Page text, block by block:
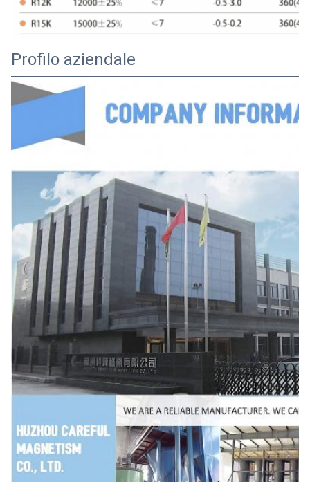
332 25×12,7×15 25±0.5 12.7±0.4 15 ± 0.4
334 25×15×15 25±0.5 15 ± 0.4 15 ± 0.4
335 25.4×6.35×12.7 25.4±0.5 6.35±0.3 12.7±0.4
336
26 per 5 per
337 26 × 6,35 × 13 26±0.5 6.35±0.3 13±0.4
26×12,7×16 26±0.5 12.7±0.4
339 26×13×13 26±0.5 13±0.4 13±0.4
340 26×20×16 26±0.5 16 ± 0.4
341 26×20,8×13 20.8±0.5 13±0.4
26 per 24 per
26±0.5 24 ± 0.5 13.2±0.4
26 × 26 × 15 26±0.5 26±0.5 15 ± 0.4
344 28 × 10 × 16 28 ± 0.5 10 ± 0.4 16 ± 0.4
28 ± 0.5 10 ± 0.4 18 ± 0.4
346 28 × 11 × 16 28 ± 0.5 11 ± 0.4 16 ± 0.4
347
28 per 13 per
28 ± 0.5 13±0.4 15.4±0.4
Profilo aziendale